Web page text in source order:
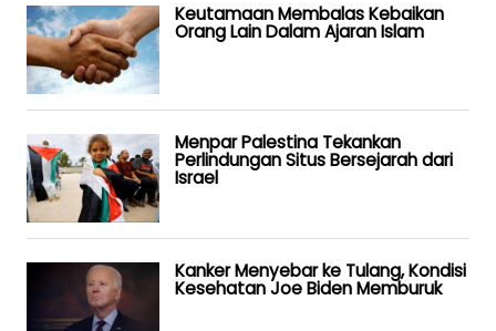
Keutamaan Membalas Kebaikan
Orang Lain Dalam Ajaran Islam
Menpar Palestina Tekankan
Perlindungan Situs Bersejarah dari
Israel
Kanker Menyebar ke Tulang, Kondisi
Kesehatan Joe Biden Memburuk